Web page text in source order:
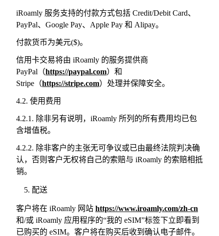
iRoamly 服务支持的付款方式包括 Credit/Debit Card、
PayPal、Google Pay、Apple Pay 和 Alipay。
付款货币为美元($)。
信用卡交易将由 iRoamly 的服务提供商
PayPal（https://paypal.com）和
Stripe（https://stripe.com）处理并保障安全。
4.2. 使用费用
4.2.1. 除非另有说明，iRoamly 所列的所有费用均已包
含增值税。
4.2.2. 除非客户的主张无可争议或已由最终法院判决确
认，否则客户无权将自己的索赔与 iRoamly 的索赔相抵
销。
配送
客户将在 iRoamly 网站 https://www.iroamly.com/zh-cn
和/或 iRoamly 应用程序的“我的 eSIM”标签下立即看到
已购买的 eSIM。客户将在购买后收到确认电子邮件。